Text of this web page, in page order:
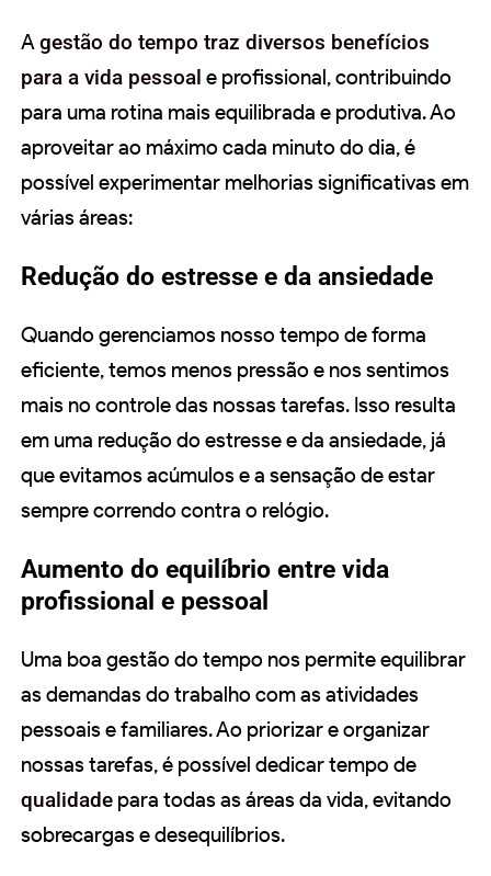
Agestão do tempo traz diversos benefícios
para a vida pessoal e profissional, contribuindo
para uma rotina mais equilibrada e produtiva. Ao
aproveitar ao máximo cada minuto do dia, é
possível experimentar melhorias significativas em
várias áreas:
Redução do estresse e da ansiedade
Quando gerenciamos nosso tempo de forma
eficiente, temos menos pressão e nos sentimos
mais no controle das nossas tarefas. Isso resulta
em uma redução do estresse e da ansiedade, já
que evitamos acúmulos e a sensação de estar
sempre correndo contra o relógio.
Aumento do equilíbrio entre vida
profissional e pessoal
Uma boa gestão do tempo nos permite equilibrar
as demandas do trabalho com as atividades
pessoais e familiares. Ao priorizar e organizar
nossas tarefas, é possível dedicar tempo de
qualidade para todas as áreas da vida, evitando
sobrecargas e desequilíbrios.